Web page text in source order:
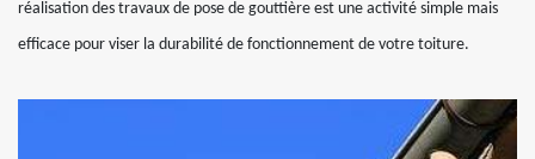
réalisation des travaux de pose de gouttière est une activité simple mais
efficace pour viser la durabilité de fonctionnement de votre toiture.